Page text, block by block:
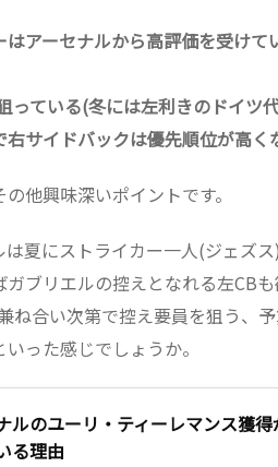
はアーセナルから高評価を受け
っている(冬には左利きのドイ
右サイドバックは優先順位が高く
他興味深いポイントです。
は夏にストライカー一人(ジェズ
ガブリエルの控えとなれる左CB
ね合い次第で控え要員を狙う、
った感じでしょうか。
ルのユーリ・ティーレマンス獲
る理由